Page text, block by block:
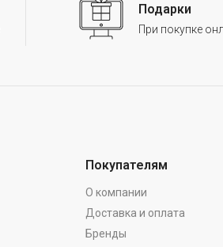
Подарки
При покупке
Покупателям
О компании
Доставка и оплата
Бренды